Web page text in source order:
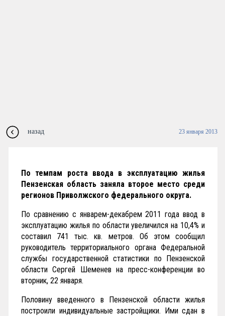
назад 23 января 2013
По темпам роста ввода в эксплуатацию жилья
Пензенская область заняла второе место среди
регионов Приволжского федерального округа.
По сравнению с январем-декабрем 2011 года ввод в
эксплуатацию жилья по области увеличился на 10,4% и
составил 741 тыс. кв. метров. Об этом сообщил
руководитель территориального органа Федеральной
службы государственной статистики по Пензенской
области Сергей Шеменев на пресс-конференции во
вторник, 22 января.
Половину введенного в Пензенской области жилья
построили индивидуальные застройщики. Ими сдан в